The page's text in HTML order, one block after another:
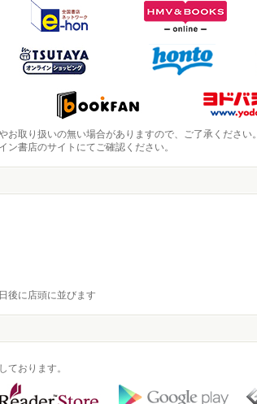
取り扱いの無い場合がありますので、ご了承ください。
書店のサイトにてご確認ください。
後に店頭に並びます
ております。